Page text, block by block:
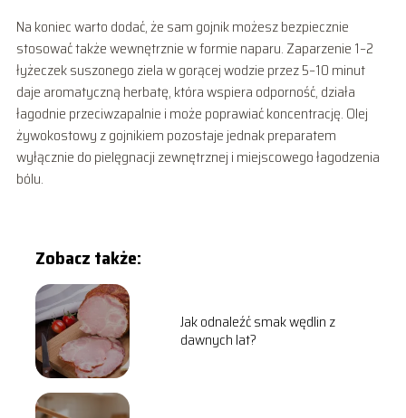
Na koniec warto dodać, że sam gojnik możesz bezpiecznie
stosować także wewnętrznie w formie naparu. Zaparzenie 1–2
łyżeczek suszonego ziela w gorącej wodzie przez 5–10 minut
daje aromatyczną herbatę, która wspiera odporność, działa
łagodnie przeciwzapalnie i może poprawiać koncentrację. Olej
żywokostowy z gojnikiem pozostaje jednak preparatem
wyłącznie do pielęgnacji zewnętrznej i miejscowego łagodzenia
bólu.
Zobacz także:
Jak odnaleźć smak wędlin z
dawnych lat?